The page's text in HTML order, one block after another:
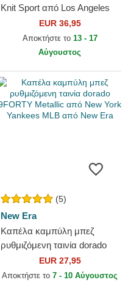
Knit Sport από Los Angeles
Dodgers MLB από New Era
EUR 36,95
Αποκτήστε το 13 - 17
Αύγουστος
(5)
New Era
Καπέλα καμπύλη μπεζ
ρυθμιζόμενη ταινία dorado
9FORTY Metallic από New
York Yankees MLB από New
EUR 27,95
Αποκτήστε το 7 - 10 Αύγουστος